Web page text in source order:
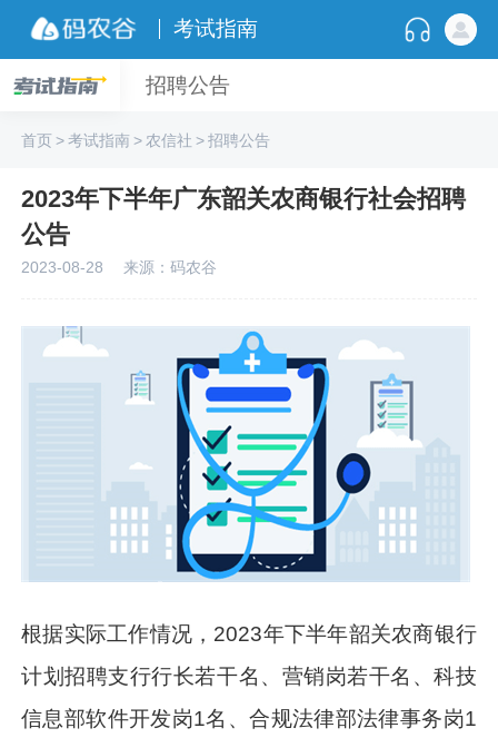
考试指南
招聘公告
首页>考试指南> 农信社 >招聘公告
2023年下半年广东韶关农商银行社会招聘
公告
2023-08-28 来源：码农谷
根据实际工作情况，2023年下半年韶关农商银行
计划招聘支行行长若干名、 营销岗若干名、科技
信息部软件开发岗1名、合规法律部法律事务岗1